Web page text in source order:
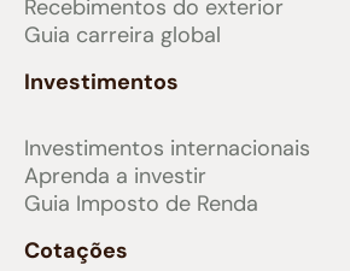
Recebimentos do exterior
Guia carreira global
Investimentos
Investimentos internacionais
Aprenda a investir
Guia Imposto de Renda
Cotações